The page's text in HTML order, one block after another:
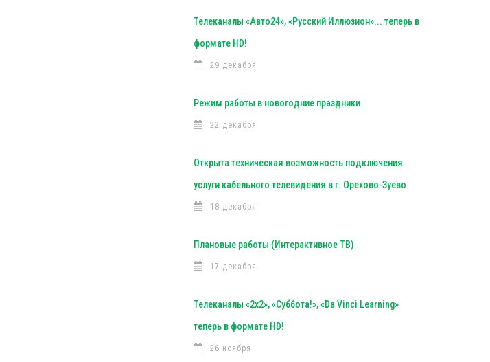
Телеканалы «Авто24», «Русский Иллюзион»... теперь в
формате HD!
29 декабря
Режим работы в новогодние праздники
22 декабря
Открыта техническая возможность подключения
услуги кабельного телевидения в г. Орехово-Зуево
18 декабря
Плановые работы (Интерактивное ТВ)
17 декабря
Телеканалы «2х2», «Суббота!», «Da Vinci Learning»
теперь в формате HD!
26 ноября